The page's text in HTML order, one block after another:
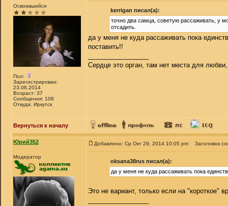
Освоившийся
Пол:
Зарегистрирован:
23.06.2014
Возраст: 37
Сообщения: 108
Откуда: Иркутск
kerrigan писал(а):
точно два самца, советую рассаживать, у
отсадить.
да у меня не куда рассаживать пока
поставить!!
Сердце это орган, там нет места для любви,
Вернуться к началу
Юрий352
Модератор
Добавлено: Ср Окт 29, 2014 10:05 pm Заголовок
oksana38rus писал(а):
да у меня не куда рассаживать пока
Это не вариант, только если на "короткое"